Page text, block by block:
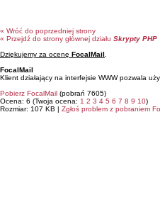
« Wróć do poprzedniej strony
« Przejdź do strony głównej działu Skrypty PHP
Dziękujemy za ocenę FocalMail
FocalMail
Klient działający na interfejsie WWW pozwala
Pobierz FocalMail (pobrań 7605)
Ocena: 6 (Twoja ocena: 1 2 3 4 5 6 7 8 9 10)
Rozmiar: 107 KB | Zgłoś problem z pobraniem